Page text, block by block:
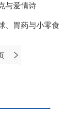
与爱情诗
、胃药与小零食